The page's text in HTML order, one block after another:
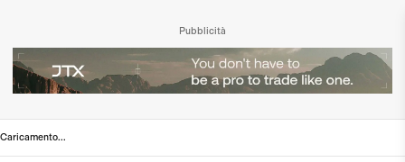
Pubblicità
Caricamento...